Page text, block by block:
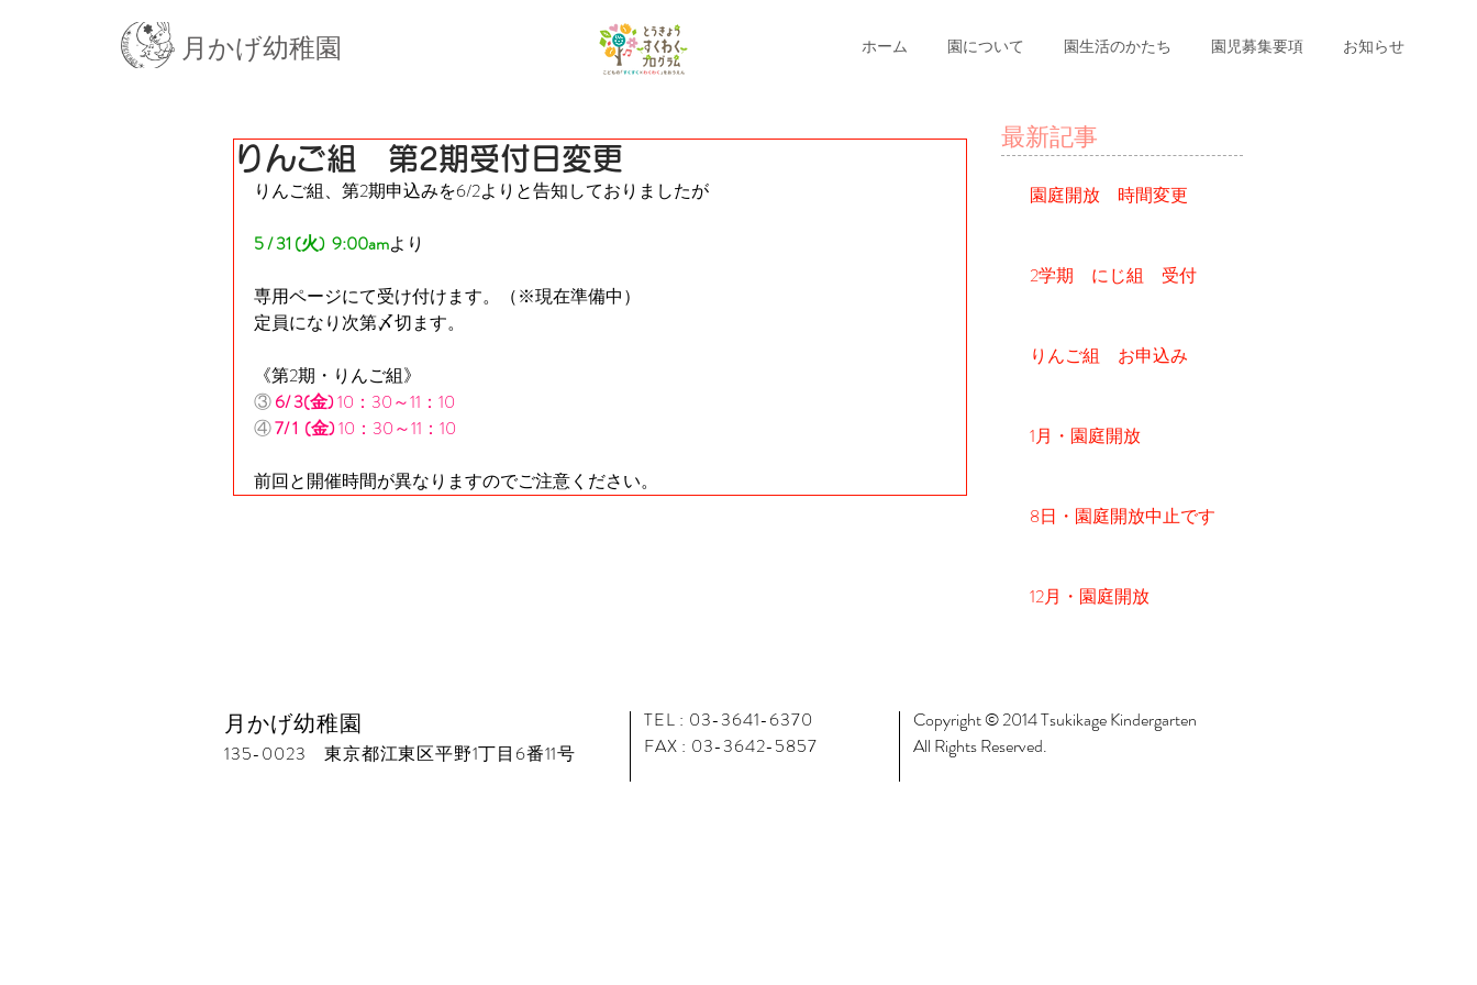
月かげ幼稚園 ホーム 園について 園生活のかたち 園児募集要項 お知らせ
りんご組 第2期受付日変更
りんご組、第2期申込みを6/2よりと告知しておりましたが
5 / 31 (火)  9:00amより
専用ページにて受け付けます。（※現在準備中）
定員になり次第〆切ます。
《第2期・りんご組》
③6/ 3(金) 10：30～11：10
④7/ 1  (金) 10：30～11：10
前回と開催時間が異なりますのでご注意ください。
最新記事
園庭開放 時間変更
2学期 にじ組 受付
りんご組 お申込み
1月・園庭開放
8日・園庭開放中止です
12月・園庭開放
月かげ幼稚園
135-0023 東京都江東区平野1丁目6番11号
TEL : 03-3641-6370
FAX : 03-3642-5857
Copyright © 2014 Tsukikage Kindergarten
All Rights Reserved.